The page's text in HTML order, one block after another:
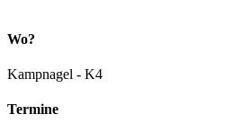
Wo?
Kampnagel - K4
Termine